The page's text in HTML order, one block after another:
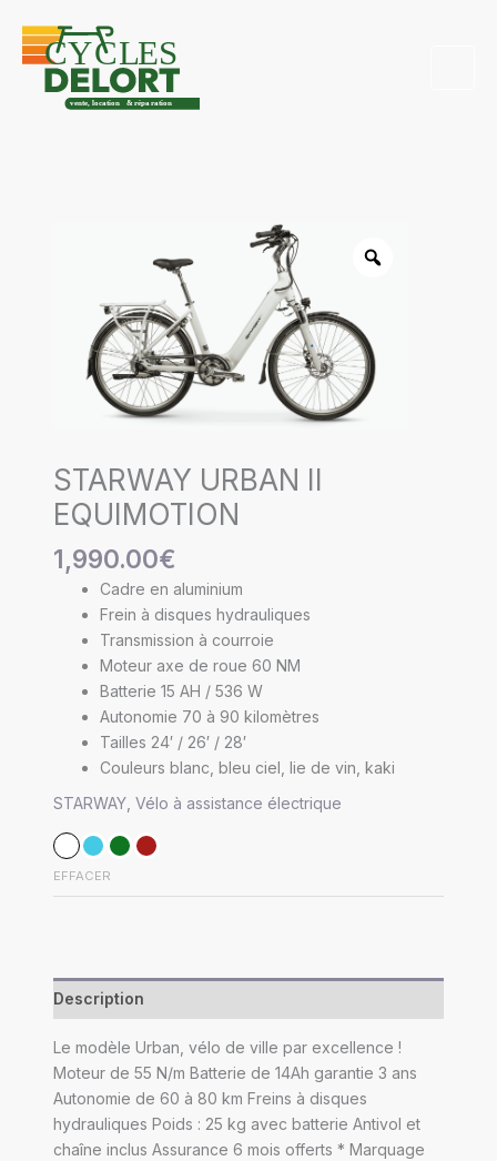
contenu
STARWAY URBAN II
EQUIMOTION
1,990.00€
Cadre en aluminium
Frein à disques hydrauliques
Transmission à courroie
Moteur axe de roue 60 NM
Batterie 15 AH / 536 W
Autonomie 70 à 90 kilomètres
Tailles 24′ / 26′ / 28′
Couleurs blanc, bleu ciel, lie de vin, kaki
STARWAY, Vélo à assistance électrique
EFFACER
Description
Le modèle Urban, vélo de ville par excellence !
Moteur de 55 N/m Batterie de 14Ah garantie 3 ans
Autonomie de 60 à 80 km Freins à disques
hydrauliques Poids : 25 kg avec batterie Antivol et
chaîne inclus Assurance 6 mois offerts * Marquage